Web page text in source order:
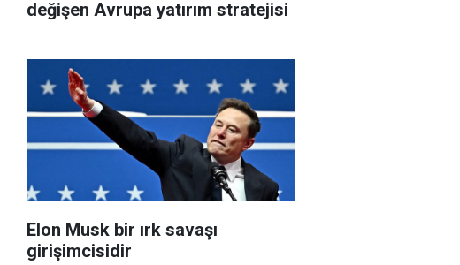
değişen Avrupa yatırım stratejisi
Elon Musk bir ırk savaşı
girişimcisidir